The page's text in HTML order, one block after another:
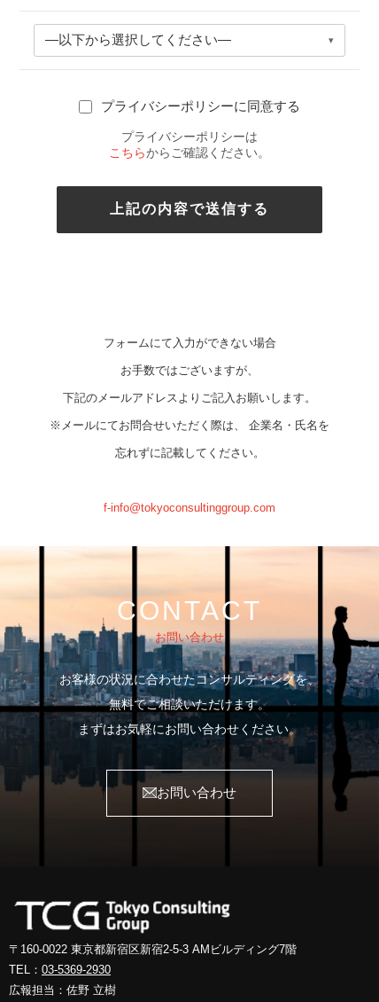
―以下から選択してください― ▾
プライバシーポリシーに同意する
プライバシーポリシーは
こちらからご確認ください。
上記の内容で送信する
フォームにて入力ができない場合
お手数ではございますが、
下記のメールアドレスよりご記入お願いします。
※メールにてお問合せいただく際は、 企業名・氏名を
忘れずに記載してください。
f-info@tokyoconsultinggroup.com
CONTACT
お問い合わせ
お客様の状況に合わせたコンサルティングを、
無料でご相談いただけます。
まずはお気軽にお問い合わせください。
お問い合わせ
〒160-0022 東京都新宿区新宿2-5-3 AMビルディング7階
TEL： 03-5369-2930
広報担当：佐野 立樹